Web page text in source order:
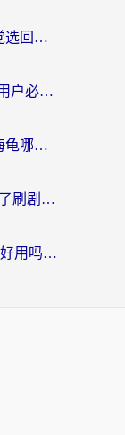
雷霆加速下载免费靠谱吗？海外党选回国加速器的避坑指南（附热门工具对比）
NordVPN 回国能用吗？一个海外用户必须面对的真实困境
海外回国加速器怎么选？斧牛和海龟哪个好？一篇帮你避开坑的实用指南
从匈牙利回国内的vpn，不只是为了刷剧那么简单
海外党必看：Quickback和OurPlay好用吗？3分钟选对回国加速器，无缝刷剧玩游戏